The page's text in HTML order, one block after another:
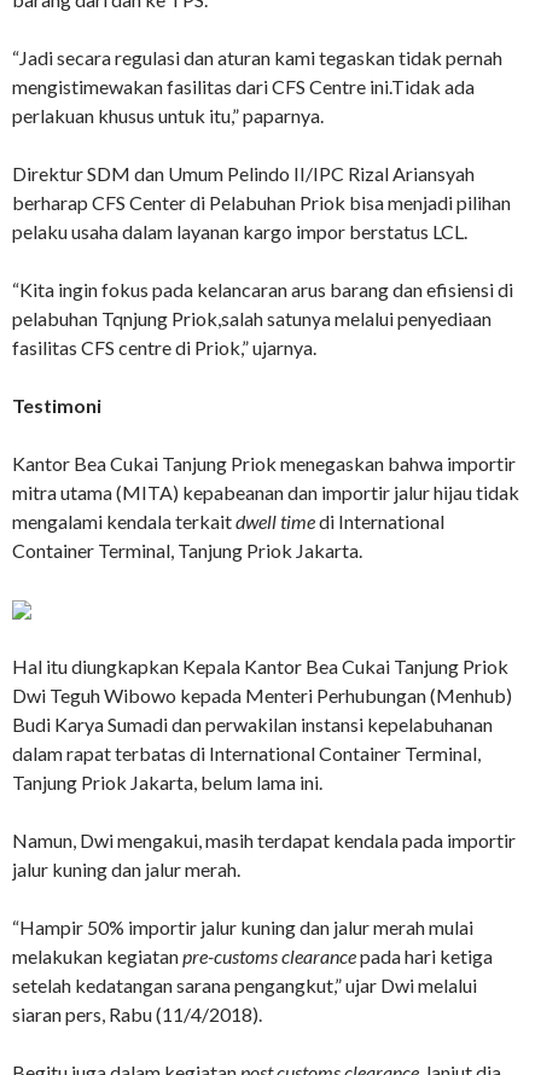
“Jadi secara regulasi dan aturan kami tegaskan tidak pernah
mengistimewakan fasilitas dari CFS Centre ini.Tidak ada
perlakuan khusus untuk itu,” paparnya.
Direktur SDM dan Umum Pelindo II/IPC Rizal Ariansyah
berharap CFS Center di Pelabuhan Priok bisa menjadi pilihan
pelaku usaha dalam layanan kargo impor berstatus LCL.
“Kita ingin fokus pada kelancaran arus barang dan efisiensi di
pelabuhan Tqnjung Priok,salah satunya melalui penyediaan
fasilitas CFS centre di Priok,” ujarnya.
Testimoni
Kantor Bea Cukai Tanjung Priok menegaskan bahwa importir
mitra utama (MITA) kepabeanan dan importir jalur hijau tidak
mengalami kendala terkaitdwell timedi International
Container Terminal, Tanjung Priok Jakarta.
Hal itu diungkapkan Kepala Kantor Bea Cukai Tanjung Priok
Dwi Teguh Wibowo kepada Menteri Perhubungan (Menhub)
Budi Karya Sumadi dan perwakilan instansi kepelabuhanan
dalam rapat terbatas di International Container Terminal,
Tanjung Priok Jakarta, belum lama ini.
Namun, Dwi mengakui, masih terdapat kendala pada importir
jalur kuning dan jalur merah.
“Hampir 50% importir jalur kuning dan jalur merah mulai
melakukan kegiatanpre-customs clearancepada hari ketiga
setelah kedatangan sarana pengangkut,” ujar Dwi melalui
siaran pers, Rabu (11/4/2018).